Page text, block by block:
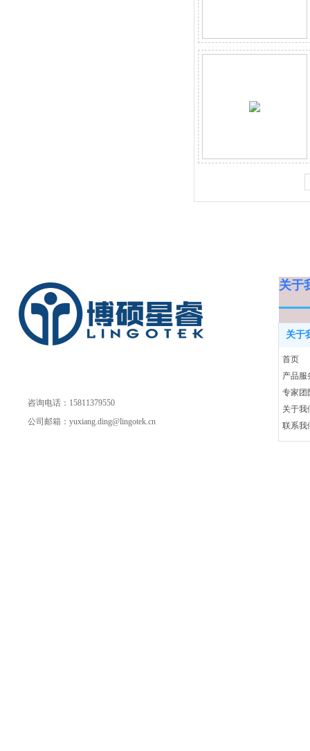
关于
关于
首页
产品服
专家团
关于我
联系我
咨询电话：15811379550
公司邮箱：yuxiang.ding@lingotek.cn